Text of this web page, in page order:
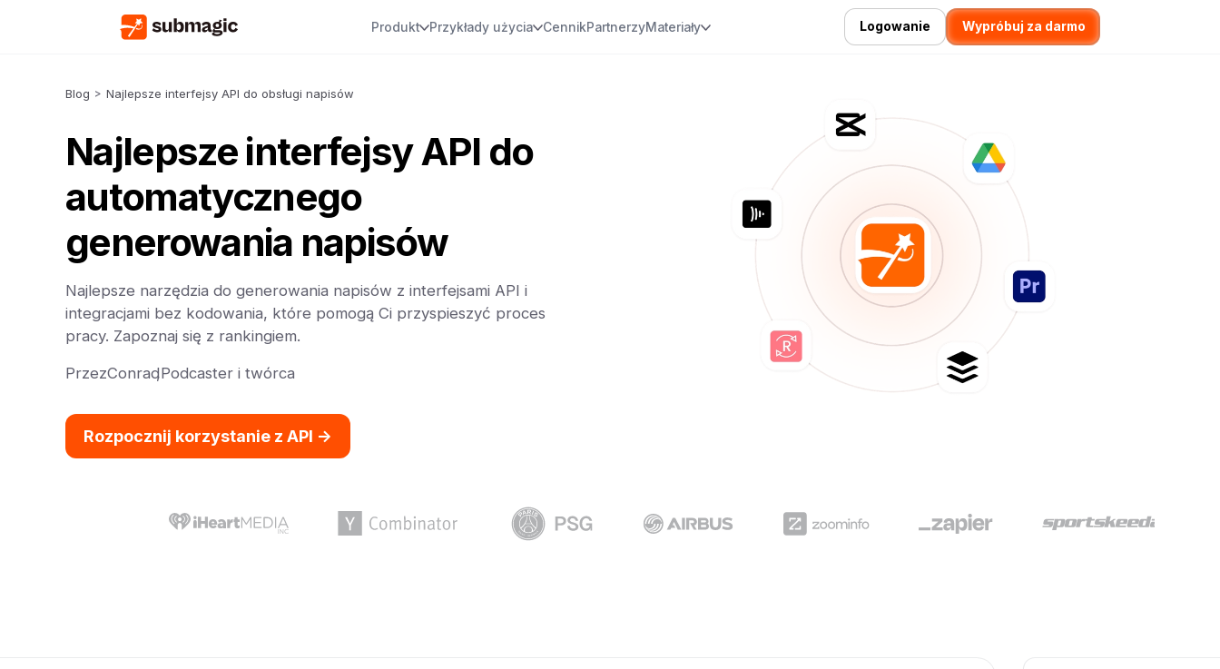
Produkt Przykłady użycia CennikPartnerzyMateriały Logowanie Wypróbuj za darmo
Blog > Najlepsze interfejsy API do obsługi napisów
Najlepsze interfejsy API do
automatycznego
generowania napisów
Najlepsze narzędzia do generowania napisów z interfejsami API i
integracjami bez kodowania, które pomogą Ci przyspieszyć proces
pracy. Zapoznaj się z rankingiem.
PrzezConrad,Podcaster i twórca
Rozpocznij korzystanie z API ->